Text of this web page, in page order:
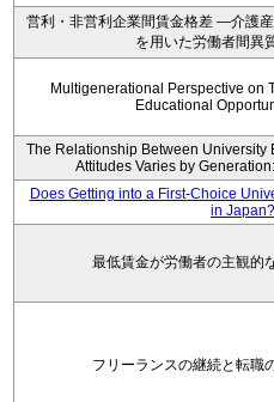
営利・非営利企業間賃金格差 ―介護
を用いた労働者間異
Multigenerational Perspective on
Educational
The Relationship Between University
Attitudes Varies by
Does Getting into a First-Choice
in Japan?
最低賃金が労働者の主観的
フリーランスの継続と転職